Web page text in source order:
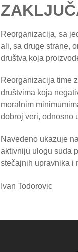
Reorganizacija, sa
ali, sa druge strane,
društva koja
Reorganizacija time
društvima koja
moralnim
dobroj veri, odnosno
Navedeno ukazuje
aktivniju ulogu suda
stečajnih upravnika i
Ivan Todorovic